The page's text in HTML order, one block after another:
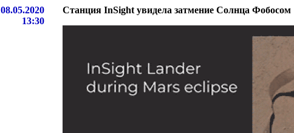
08.05.2020
13:30
Станция InSight увидела затмение Солнца Фобосом